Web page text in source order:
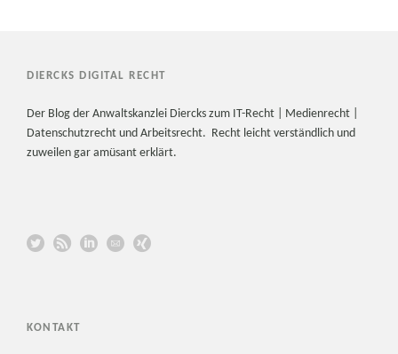
DIERCKS DIGITAL RECHT
Der Blog der Anwaltskanzlei Diercks zum IT-Recht | Medienrecht |
Datenschutzrecht und Arbeitsrecht. Recht leicht verständlich und
zuweilen gar amüsant erklärt.
KONTAKT